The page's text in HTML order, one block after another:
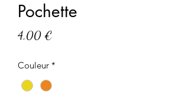
Pochette
4,00 €
Couleur *